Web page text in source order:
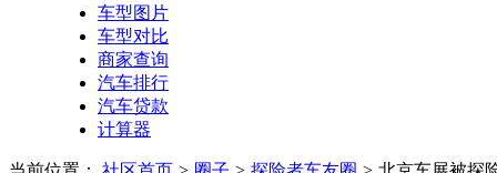
车型图片
车型对比
商家查询
汽车排行
汽车贷款
计算器